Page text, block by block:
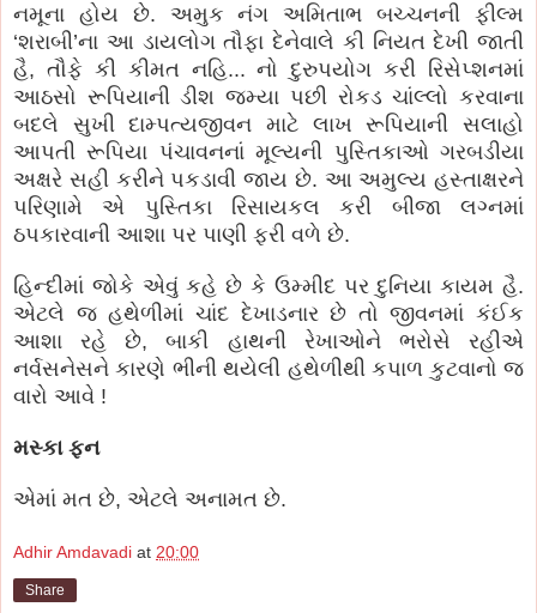
નમૂના હોય છે. અમુક નંગ અમિતાભ બચ્ચનની ફીલ્મ
‘શરાબી’ના આ ડાયલોગ તૌફા દેનેવાલે કી નિયત દેખી જાતી
હૈ, તૌફે કી કીમત નહિ... નો દુરુપયોગ કરી રિસેપ્શનમાં
આઠસો રૂપિયાની ડીશ જમ્યા પછી રોકડ ચાંલ્લો કરવાના
બદલે સુખી દામ્પત્યજીવન માટે લાખ રૂપિયાની સલાહો
આપતી રૂપિયા પંચાવનનાં મૂલ્યની પુસ્તિકાઓ ગરબડીયા
અક્ષરે સહી કરીને પકડાવી જાય છે. આ અમુલ્ય હસ્તાક્ષરને
પરિણામે એ પુસ્તિકા રિસાયકલ કરી બીજા લગ્નમાં
ઠપકારવાની આશા પર પાણી ફરી વળે છે.
હિન્દીમાં જોકે એવું કહે છે કે ઉમ્મીદ પર દુનિયા કાયમ હૈ.
એટલે જ હથેળીમાં ચાંદ દેખાડનાર છે તો જીવનમાં કંઈક
આશા રહે છે, બાકી હાથની રેખાઓને ભરોસે રહીએ
નર્વસનેસને કારણે ભીની થયેલી હથેળીથી કપાળ કુટવાનો જ
વારો આવે !
મસ્કા ફન
એમાં મત છે, એટલે અનામત છે.
Adhir Amdavadi at 20:00
Share